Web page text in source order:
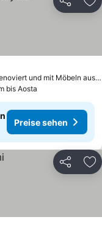
Teilen
Die Zimmer wurden kürzlich renoviert und mit Möbeln aus einheimischem Holz ausgestattet.
bis Aosta
Preise sehen
Teilen